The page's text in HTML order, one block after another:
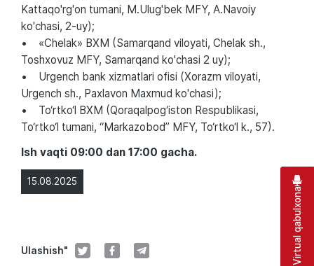
15.08.2025
Ulashish"
Kattaqo'rg'on tumani, M.Ulug'bek MFY, A.Navoiy
ko'chasi, 2-uy);
• «Chelak» BXM (Samarqand viloyati, Chelak sh.,
Toshxovuz MFY, Samarqand ko'chasi 2 uy);
• Urgench bank xizmatlari ofisi (Xorazm viloyati,
Urgench sh., Paxlavon Maxmud ko'chasi);
• To‘rtko‘l BXM (Qoraqalpog‘iston Respublikasi,
To‘rtko‘l tumani, “Markazobod” MFY, To‘rtko‘l k., 57).
Ish vaqti 09:00 dan 17:00 gacha.
Virtual qabulxona